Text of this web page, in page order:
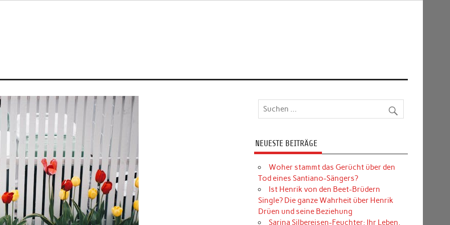
NEUESTE BEITRÄGE
Woher stammt das Gerücht über den
Tod eines Santiano-Sängers?
Ist Henrik von den Beet-Brüdern
Single? Die ganze Wahrheit über Henrik
Drüen und seine Beziehung
Sarina Silbereisen-Feuchter: Ihr Leben,